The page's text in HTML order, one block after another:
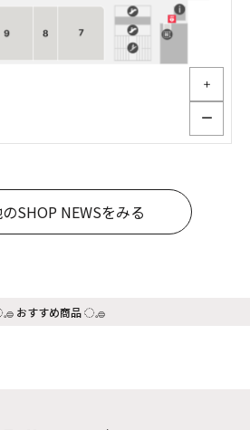
＋
ー
SHOP NEWSをみる
おすすめ商品 ◌𓈒𓐍